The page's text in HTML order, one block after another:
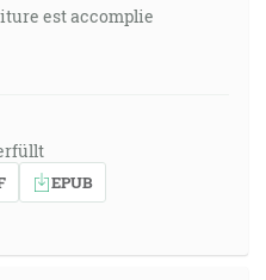
est accomplie
EPUB